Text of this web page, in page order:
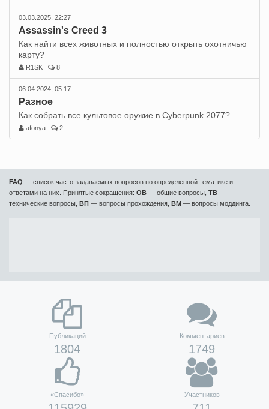
03.03.2025, 22:27
Assassin's Creed 3
Как найти всех животных и полностью открыть охотничью
карту?
R1SK 8
06.04.2024, 05:17
Разное
Как собрать все культовое оружие в Cyberpunk 2077?
afonya 2
FAQ — список часто задаваемых вопросов по определенной тематике и
ответами на них. Принятые сокращения: ОВ — общие вопросы, ТВ —
технические вопросы, ВП — вопросы прохождения, ВМ — вопросы моддинга.
Публикаций
1804
Комментариев
1749
«Спасибо» Участников